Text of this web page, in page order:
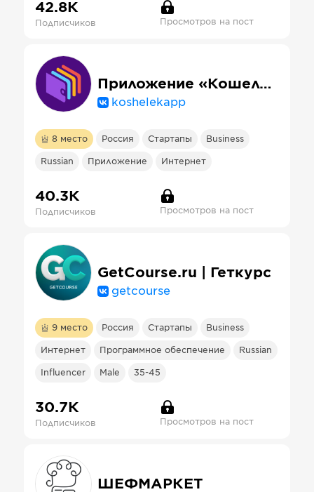
42.8К
Подписчиков Просмотров на пост
Приложение «Кошелёк»
koshelekapp
8 место Россия Стартапы Business
Russian Приложение Интернет
40.3К
Подписчиков Просмотров на пост
GetCourse.ru | Геткурс
getcourse
9 место Россия Стартапы Business
Интернет Программное обеспечение Russian
Influencer Male 35-45
30.7К
Подписчиков Просмотров на пост
ШЕФМАРКЕТ